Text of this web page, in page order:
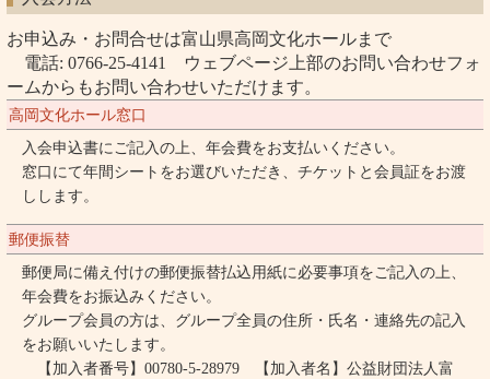
お申込み・お問合せは富山県高岡文化ホールまで
電話: 0766-25-4141 ウェブページ上部のお問い合わせフォ
ームからもお問い合わせいただけます。
高岡文化ホール窓口
入会申込書にご記入の上、年会費をお支払いください。
窓口にて年間シートをお選びいただき、チケットと会員証をお渡
しします。
郵便振替
郵便局に備え付けの郵便振替払込用紙に必要事項をご記入の上、
年会費をお振込みください。
グループ会員の方は、グループ全員の住所・氏名・連絡先の記入
をお願いいたします。
【加入者番号】00780-5-28979 【加入者名】公益財団法人富